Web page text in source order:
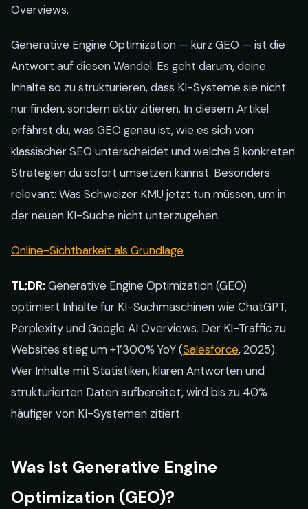
Overviews.
Generative Engine Optimization — kurz GEO — ist die
Antwort auf diesen Wandel. Es geht darum, deine
Inhalte so zu strukturieren, dass KI-Systeme sie nicht
nur finden, sondern aktiv zitieren. In diesem Artikel
erfährst du, was GEO genau ist, wie es sich von
klassischer SEO unterscheidet und welche 9 konkreten
Strategien du sofort umsetzen kannst. Besonders
relevant: Was Schweizer KMU jetzt tun müssen, um in
der neuen KI-Suche nicht unterzugehen.
Online-Sichtbarkeit als Grundlage
TL;DR:Generative Engine Optimization (GEO)
optimiert Inhalte für KI-Suchmaschinen wie ChatGPT,
Perplexity und Google AI Overviews. Der KI-Traffic zu
Websites stieg um +1’300% YoY (Salesforce, 2025).
Wer Inhalte mit Statistiken, klaren Antworten und
strukturierten Daten aufbereitet, wird bis zu 40%
häufiger von KI-Systemen zitiert.
Was ist Generative Engine
Optimization (GEO)?